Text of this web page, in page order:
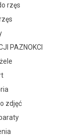
rzęs
PAZNOKCI
zdjęć